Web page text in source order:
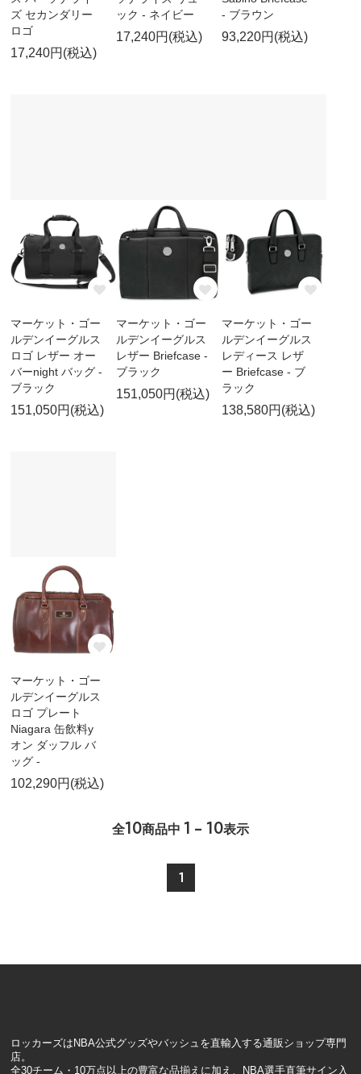
ズ セカンダリー
ロゴ
17,240円(税込)
ック - ネイビー
17,240円(税込)
- ブラウン
93,220円(税込)
マーケット・ゴー
ルデンイーグルス
ロゴ レザー オー
バーnight バッグ -
ブラック
151,050円(税込)
マーケット・ゴー
ルデンイーグルス
レザー Briefcase -
ブラック
151,050円(税込)
マーケット・ゴー
ルデンイーグルス
レディース レザ
ー Briefcase - ブ
ラック
138,580円(税込)
マーケット・ゴー
ルデンイーグルス
ロゴ プレート
Niagara 缶飲料y
オン ダッフル バ
ッグ -
102,290円(税込)
全10商品中 1 - 10表示
1
ロッカーズはNBA公式グッズやバッシュを直輸入する通販ショップ専門
店。
全30チーム・10万点以上の豊富な品揃えに加え、NBA選手直筆サイン入